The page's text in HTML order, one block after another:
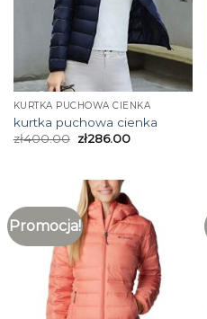
KURTKA PUCHOWA CIENKA
kurtka puchowa cienka
zł400.00 zł286.00
Promocja!